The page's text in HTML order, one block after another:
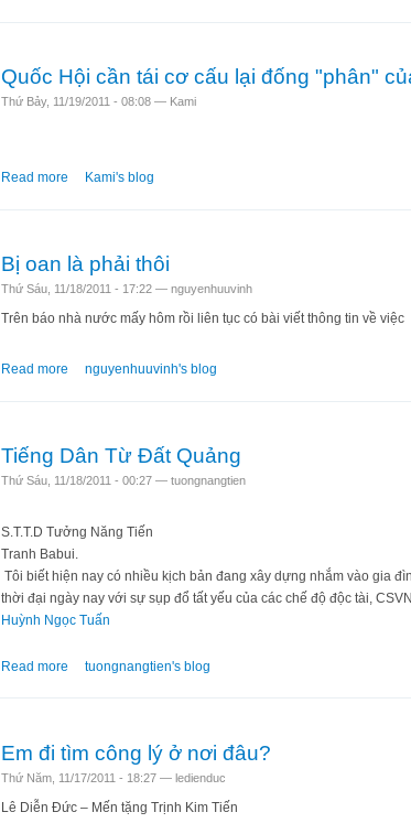
Quốc Hội cần tái cơ cấu lại đống "phân"
Thứ Bảy, 11/19/2011 - 08:08 — Kami
Read more about Quốc Hội cần tái cơ cấu lại đống "phân" của mình !
Kami's blog
Bị oan là phải thôi
Thứ Sáu, 11/18/2011 - 17:22 — nguyenhuuvinh
Trên báo nhà nước mấy hôm rồi liên tục có bài viết thông tin về việc
Read more about Bị oan là phải thôi
nguyenhuuvinh's blog
Tiếng Dân Từ Đất Quảng
Thứ Sáu, 11/18/2011 - 00:27 — tuongnangtien
S.T.T.D Tưởng Năng Tiến
Tranh Babui.
Tôi biết hiện nay có nhiều kịch bản đang xây dựng nhắm vào gia
thời đại ngày nay với sự sụp đổ tất yếu của các chế độ độc tài,
Huỳnh Ngọc Tuấn
Read more about Tiếng Dân Từ Đất Quảng
tuongnangtien's blog
Em đi tìm công lý ở nơi đâu?
Thứ Năm, 11/17/2011 - 18:27 — ledienduc
Lê Diễn Đức – Mến tặng Trịnh Kim Tiến